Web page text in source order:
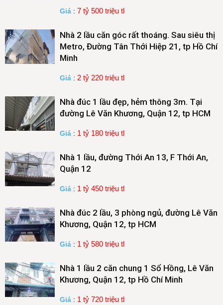
Giá : 7 tỷ 500 triệu tl
Nhà 2 lầu căn góc rất thoáng. Sau siêu thị
Metro, Đường Tân Thới Hiệp 21, tp Hồ Chí
Minh
Giá : 2 tỷ 220 triệu tl
Nhà đúc 1 lầu đẹp, hẻm thông 3m. Tại
đường Lê Văn Khương, Quận 12, tp HCM
Giá : 1 tỷ 180 triệu tl
Nhà 1 lầu, đường Thới An 13, F Thới An,
Quận 12
Giá : 1 tỷ 450 triệu tl
Nhà đúc 2 lầu, 3 phòng ngủ, đường Lê Văn
Khương, Quận 12, tp HCM
Giá : 1 tỷ 580 triệu tl
Nhà 1 lầu 2 căn chung 1 Sổ Hồng, Lê Văn
Khương, Quận 12, tp Hồ Chí Minh
Giá : 1 tỷ 720 triệu tl